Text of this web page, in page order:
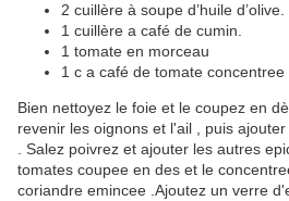
2 cuillère à soupe d’huile d’olive.
1 cuillère a café de cumin.
1 tomate en morceau
1 c a café de tomate concentree
Bien nettoyez le foie et le coupez en
revenir les oignons et l'ail , puis
. Salez poivrez et ajouter les autres
tomates coupee en des et le
coriandre emincee .Ajoutez un verre